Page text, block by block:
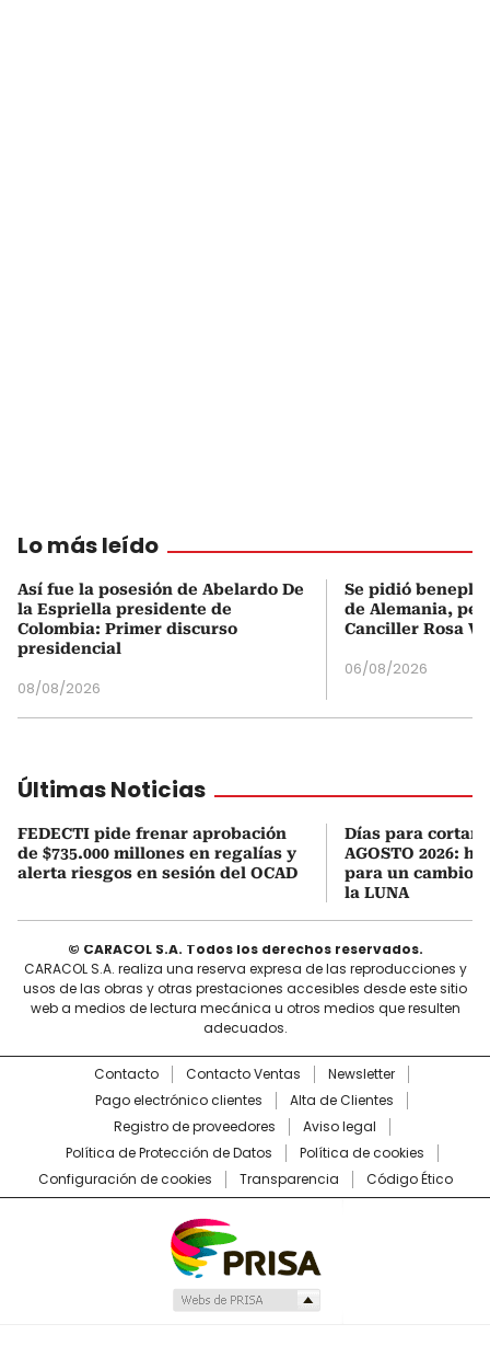
Lo más leído
Así fue la posesión de Abelardo De
la Espriella presidente de
Colombia: Primer discurso
presidencial
08/08/2026
Se pidió
de Alemania,
Canciller Rosa
06/08/2026
Últimas Noticias
FEDECTI pide frenar aprobación
de $735.000 millones en regalías y
alerta riesgos en sesión del OCAD
Días para
AGOSTO 2026:
para un cambio
la LUNA
© CARACOL S.A. Todos los derechos reservados.
CARACOL S.A. realiza una reserva expresa de las reproducciones y
usos de las obras y otras prestaciones accesibles desde este sitio
web a medios de lectura mecánica u otros medios que resulten
adecuados.
Contacto Contacto Ventas
Newsletter
Pago electrónico clientes
Alta de Clientes
Registro de proveedores
Aviso legal
Política de Protección de Datos
Política de cookies
Configuración de cookies
Transparencia Código Ético